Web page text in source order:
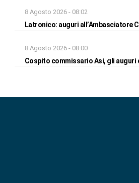
8 Agosto 2026 - 08:02
Latronico: auguri all’Ambasciatore
8 Agosto 2026 - 08:00
Cospito commissario Asi, gli auguri